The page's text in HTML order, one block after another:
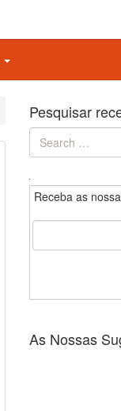
Pesquisar
Search
for:
Receba as
As Nossas